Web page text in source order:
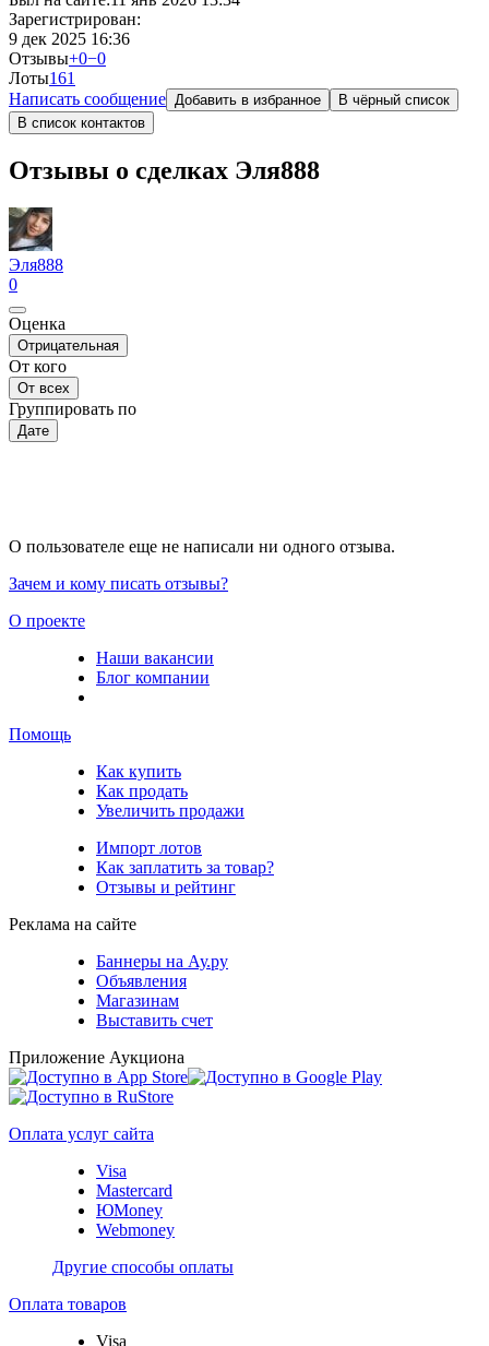
Зарегистрирован:
9 дек 2025 16:36
Отзывы+0−0
Лоты161
Написать сообщение Добавить в избранное
В чёрный список
В список контактов
Отзывы о сделках Эля888
Эля888
0
Оценка
Отрицательная
От кого
От всех
Группировать по
Дате
О пользователе еще не написали ни одного отзыва.
Зачем и кому писать отзывы?
О проекте
Наши вакансии
Блог компании
Помощь
Как купить
Как продать
Увеличить продажи
Импорт лотов
Как заплатить за товар?
Отзывы и рейтинг
Реклама на сайте
Баннеры на Ау.ру
Объявления
Магазинам
Выставить счет
Приложение Аукциона
Оплата услуг сайта
Visa
Mastercard
ЮMoney
Webmoney
Другие способы оплаты
Оплата товаров
Visa